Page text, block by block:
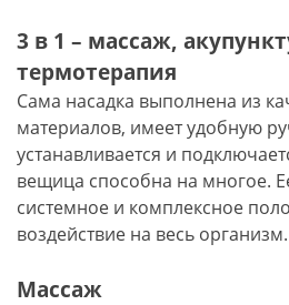
3 в 1 – массаж,
термотерапия
Сама насадка выполнена из
материалов, имеет удобную
устанавливается и
вещица способна на многое.
системное и комплексное
воздействие на весь организм.
Массаж